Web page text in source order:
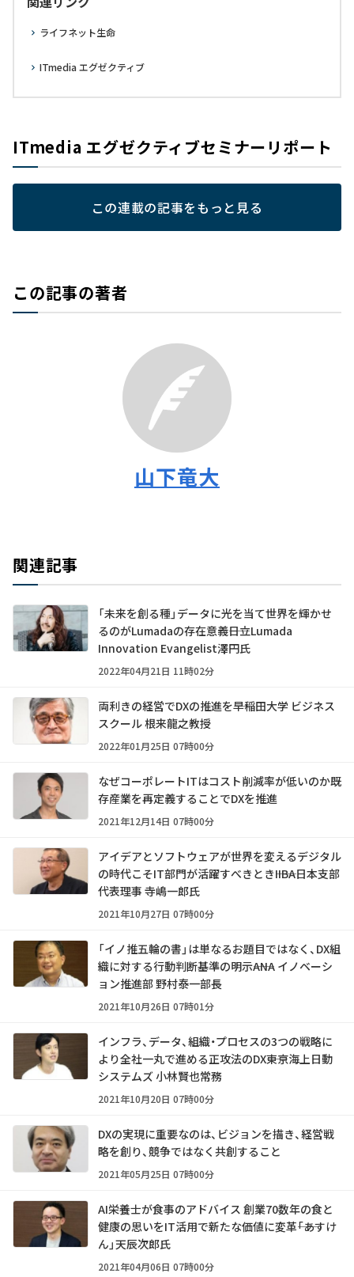
ライフネット生命
ITmedia エグゼクティブ
ITmedia エグゼクティブセミナーリポート
この連載の記事をもっと見る
この記事の著者
山下竜大
関連記事
「未来を創る種」データに光を当て世界を輝かせ
るのがLumadaの存在意義――日立Lumada
Innovation Evangelist澤円氏
2022年04月21日 11時02分
両利きの経営でDXの推進を――早稲田大学 ビジネス
スクール 根来龍之教授
2022年01月25日 07時00分
なぜコーポレートITはコスト削減率が低いのか――既
存産業を再定義することでDXを推進
2021年12月14日 07時00分
アイデアとソフトウェアが世界を変えるデジタル
の時代こそIT部門が活躍すべきとき――IIBA日本支部
代表理事 寺嶋一郎氏
2021年10月27日 07時00分
「イノ推五輪の書」は単なるお題目ではなく、DX組
織に対する行動判断基準の明示――ANA イノベーシ
ョン推進部 野村泰一部長
2021年10月26日 07時01分
インフラ、データ、組織・プロセスの3つの戦略に
より全社一丸で進める正攻法のDX――東京海上日動
システムズ 小林賢也常務
2021年10月20日 07時00分
DXの実現に重要なのは、ビジョンを描き、経営戦
略を創り、競争ではなく共創すること
2021年05月25日 07時00分
AI栄養士が食事のアドバイス 創業70数年の食と
健康の思いをIT活用で新たな価値に変革――「あすけ
ん」天辰次郎氏
2021年04月06日 07時00分